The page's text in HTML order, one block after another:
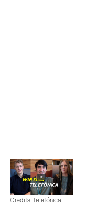
Credits: Telefónica